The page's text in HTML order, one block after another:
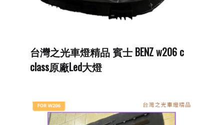
台灣之光車燈精品 賓士 BENZ w206 c
class原廠Led大燈